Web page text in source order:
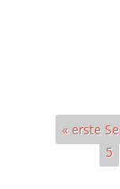
« erste
5